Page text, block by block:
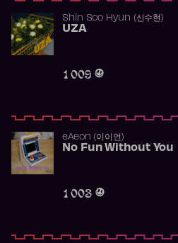
Shin Soo Hyun (신수현)
UZA
1 009
​eAeon (이이언)
No Fun Without You
1 003